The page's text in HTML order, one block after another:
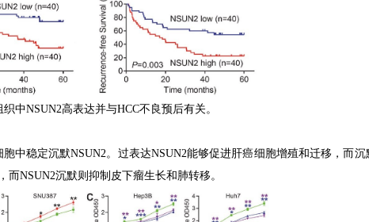
织中NSUN2高表达并与HCC不良预后有关。
胞中稳定沉默NSUN2。过表达NSUN2能够促进肝癌细胞增殖和迁移，而沉
而NSUN2沉默则抑制皮下瘤生长和肺转移。